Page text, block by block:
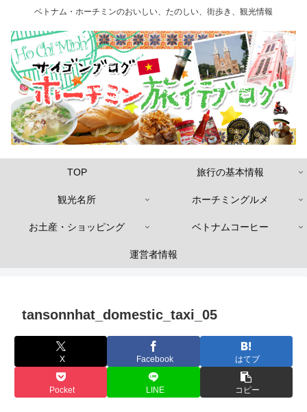
ベトナム・ホーチミンのおいしい、たのしい、街歩き、観光情報
TOP 旅行の基本情報
観光名所 ホーチミングルメ
お土産・ショッピング ベトナムコーヒー
運営者情報
tansonnhat_domestic_taxi_05
X Facebook はてブ
Pocket LINE コピー